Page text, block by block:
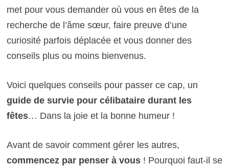
met pour vous demander où vous en êtes de la
recherche de l’âme sœur, faire preuve d’une
curiosité parfois déplacée et vous donner des
conseils plus ou moins bienvenus.
Voici quelques conseils pour passer ce cap, un
guide de survie pour célibataire durant les
fêtes… Dans la joie et la bonne humeur !
Avant de savoir comment gérer les autres,
commencez par penser à vous! Pourquoi faut-il se